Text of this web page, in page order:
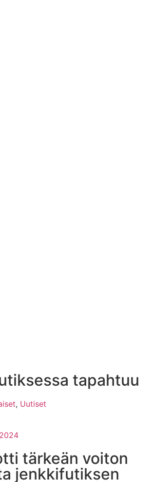
tapahtuu
, Uutiset
tärkeän voiton
jenkkifutiksen